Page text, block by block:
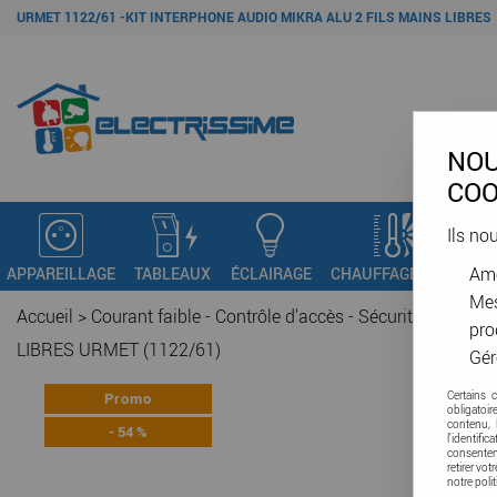
URMET 1122/61 -KIT INTERPHONE AUDIO MIKRA ALU 2 FILS MAINS LIBRES
APPAREILLAGE TABLEAUX ÉCLAIRAGE CHAUFFAGE - VMC
Accueil > Courant faible - Contrôle d'accès - Sécurité
LIBRES URMET (1122/61)
Promo
- 54%
Ils
Certains
contenu,
retirer
notre